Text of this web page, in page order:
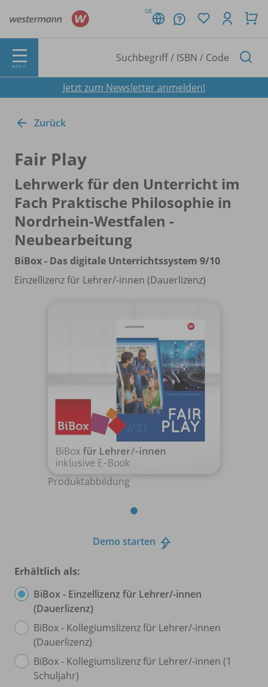
DE
MENÜ
Jetzt zum Newsletter anmelden!
Zurück
Fair Play
Lehrwerk für den Unterricht im
Fach Praktische Philosophie in
Nordrhein-Westfalen -
Neubearbeitung
BiBox - Das digitale Unterrichtssystem 9/10
Einzellizenz für Lehrer/-innen (Dauerlizenz)
Produktabbildung
Demo starten
Erhältlich als:
BiBox - Einzellizenz für Lehrer/-innen
(Dauerlizenz)
BiBox - Kollegiumslizenz für Lehrer/-innen
(Dauerlizenz)
BiBox - Kollegiumslizenz für Lehrer/-innen (1
Schuljahr)